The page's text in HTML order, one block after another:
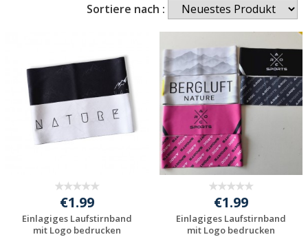
Sortiere nach :
€1.99
Einlagiges Laufstirnband
mit Logo bedrucken
€1.99
Einlagiges Laufstirnband
mit Logo bedrucken